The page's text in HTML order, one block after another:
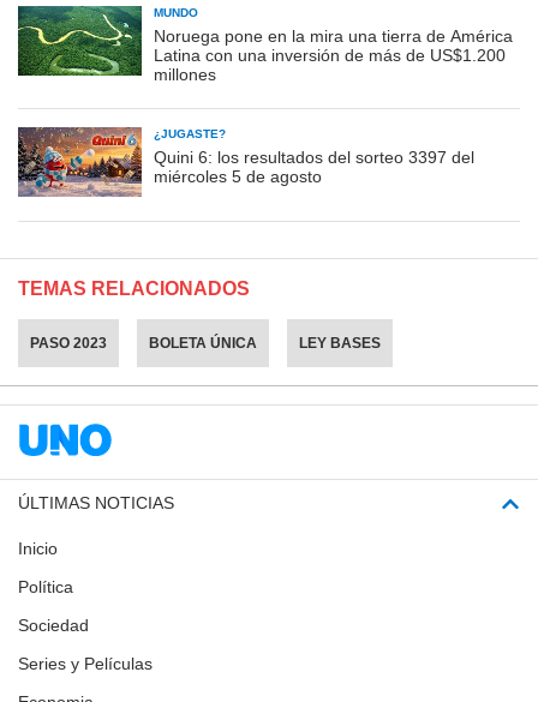
MUNDO
Noruega pone en la mira una tierra de América
Latina con una inversión de más de US$1.200
millones
¿JUGASTE?
Quini 6: los resultados del sorteo 3397 del
miércoles 5 de agosto
TEMAS RELACIONADOS
PASO 2023 BOLETA ÚNICA LEY BASES
ÚLTIMAS NOTICIAS
Inicio
Política
Sociedad
Series y Películas